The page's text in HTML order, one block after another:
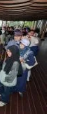
Idul Fitri